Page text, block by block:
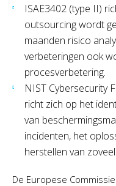
ISAE3402 (type II)
outsourcing wordt
maanden risico
verbeteringen ook
procesverbetering.
NIST Cybersecurity
richt zich op het
van
incidenten, het
herstellen van
De Europese